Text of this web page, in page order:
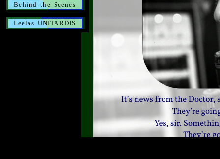
Behind the Scenes
Leelas UNITARDIS